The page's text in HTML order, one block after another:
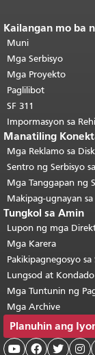
Katapusan ng
pahina.
pahinang ito ay
pahina.Bumalik sa
pangunahing nilalaman
Kailangan mo ba
Muni
Mga Serbisyo
Mga Proyekto
Paglilibot
SF 311
Impormasyon sa
Manatiling
Mga Reklamo sa
Sentro ng Serbisyo
Mga Tanggapan ng
Makipag-ugnayan
Tungkol sa Amin
Lupon ng mga
Mga Karera
Pakikipagnegosyo sa
Lungsod at
Mga Tuntunin ng
Mga Archive
Planuhin ang
   